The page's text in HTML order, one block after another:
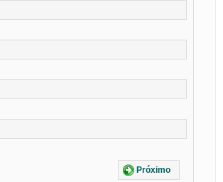
Próximo